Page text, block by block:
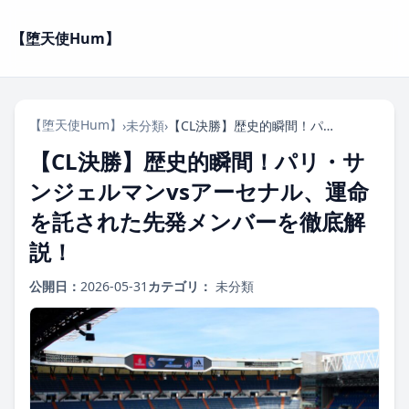
【堕天使Hum】
【堕天使Hum】 ›未分類› 【CL決勝】歴史的瞬間！パリ・サンジェルマンvsアーセナル、運命を託された先発メンバーを徹底解説！
【CL決勝】歴史的瞬間！パリ・サ
ンジェルマンvsアーセナル、運命
を託された先発メンバーを徹底解
説！
公開日： 2026-05-31 カテゴリ： 未分類